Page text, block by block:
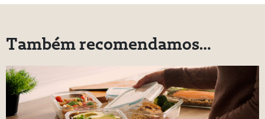
Também recomendamos…